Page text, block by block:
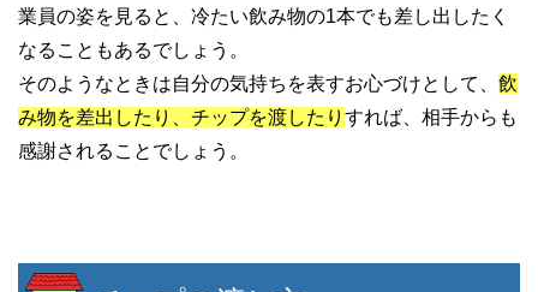
業員の姿を見ると、冷たい飲み物の1本でも差し出したく
なることもあるでしょう。
そのようなときは自分の気持ちを表すお心づけとして、 飲
み物を差出したり、チップを渡したり すれば、相手からも
感謝されることでしょう。